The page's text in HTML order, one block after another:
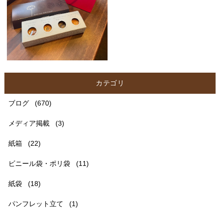
カテゴリ
ブログ (670)
メディア掲載 (3)
紙箱 (22)
ビニール袋・ポリ袋 (11)
紙袋 (18)
パンフレット立て (1)